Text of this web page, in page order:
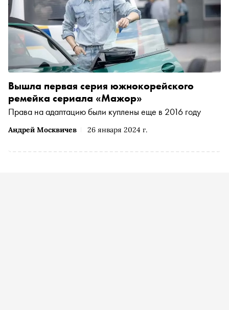
позволить себе больше, чем в полном метре, и что
делать, если актер Сергей Гармаш мешает покупать на
рынке картошку
Андрей Москвичев 26 января 2024 г.
Вышла первая серия южнокорейского
ремейка сериала «Мажор»
Права на адаптацию были куплены еще в 2016 году